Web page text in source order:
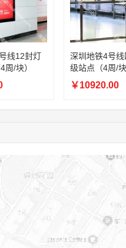
联系了该媒体所在商家
联系了该媒体所在商家
联系了该媒体所在商家
联系了该媒体所在商家
联系了该媒体所在商家
线12封灯
周/块）
深圳地铁4号
级站点（4周/块
￥10920.00